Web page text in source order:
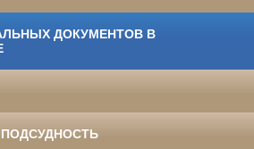
ДОКУМЕНТОВ В